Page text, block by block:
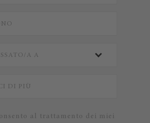
al trattamento dei miei